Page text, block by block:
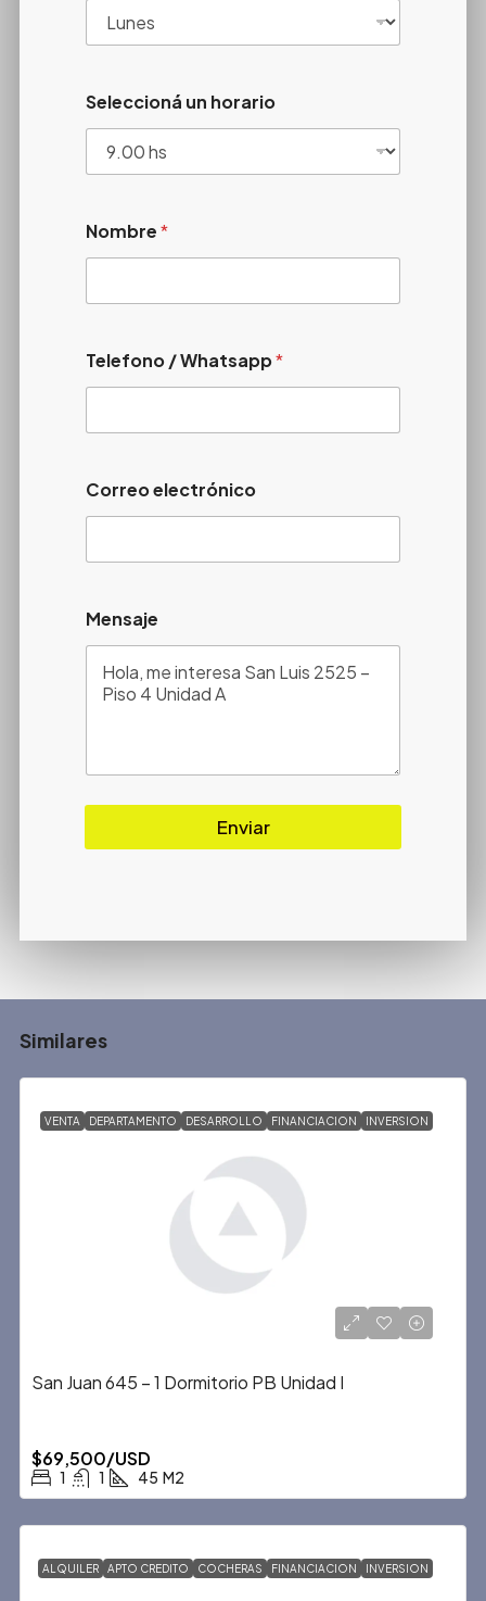
Seleccioná un horario
Nombre*
Telefono / Whatsapp*
Correo electrónico
Mensaje
Enviar
Similares
VENTA DEPARTAMENTO DESARROLLO FINANCIACION INVERSION
San Juan 645 – 1 Dormitorio PB Unidad I
$69,500/USD
1 1 45 M2
ALQUILER APTO CREDITO COCHERAS FINANCIACION INVERSION